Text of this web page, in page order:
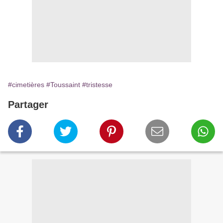
#cimetières #Toussaint #tristesse
Partager